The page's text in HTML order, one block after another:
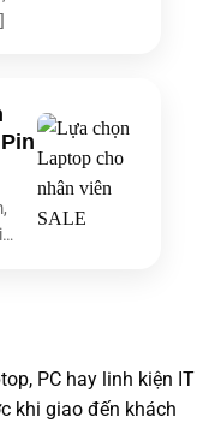
PC hay linh kiện IT
khi giao đến khách